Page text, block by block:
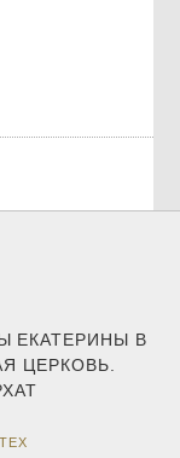
ЕКАТЕРИНЫ В
ЦЕРКОВЬ.